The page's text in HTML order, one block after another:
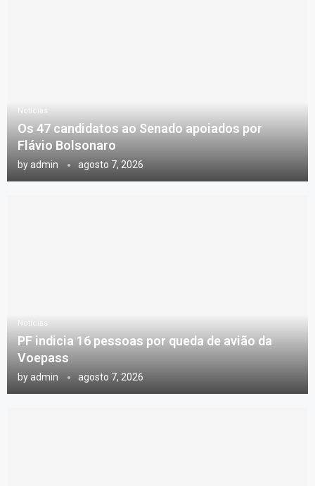
Notícias
Os 47 candidatos ao Senado apoiados por
Flávio Bolsonaro
by admin agosto 7, 2026
Notícias
PF indicia 16 pessoas por queda de avião da
Voepass
by admin agosto 7, 2026